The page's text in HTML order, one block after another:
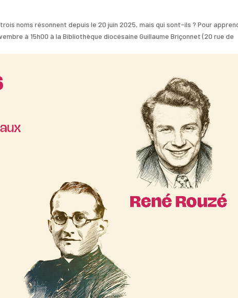
noms résonnent depuis le 20 juin 2025, mais qui sont-ils ? Pour
à 15h00 à la Bibliothèque diocésaine Guillaume Briçonnet (20 rue de